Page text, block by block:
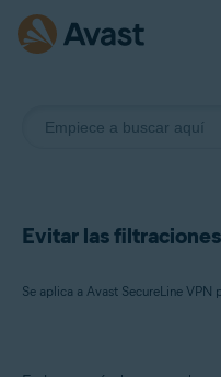
Evitar las
Productos: